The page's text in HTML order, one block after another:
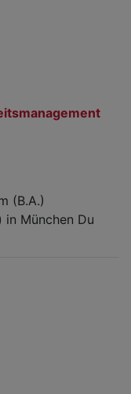
(B.A.)
München Du